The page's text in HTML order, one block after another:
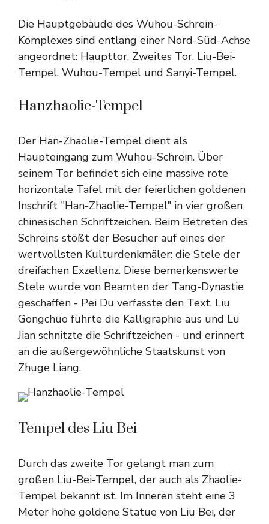
Die Hauptgebäude des Wuhou-Schrein-
Komplexes sind entlang einer Nord-Süd-Achse
angeordnet: Haupttor, Zweites Tor, Liu-Bei-
Tempel, Wuhou-Tempel und Sanyi-Tempel.
Hanzhaolie-Tempel
Der Han-Zhaolie-Tempel dient als
Haupteingang zum Wuhou-Schrein. Über
seinem Tor befindet sich eine massive rote
horizontale Tafel mit der feierlichen goldenen
Inschrift "Han-Zhaolie-Tempel" in vier großen
chinesischen Schriftzeichen. Beim Betreten des
Schreins stößt der Besucher auf eines der
wertvollsten Kulturdenkmäler: die Stele der
dreifachen Exzellenz. Diese bemerkenswerte
Stele wurde von Beamten der Tang-Dynastie
geschaffen - Pei Du verfasste den Text, Liu
Gongchuo führte die Kalligraphie aus und Lu
Jian schnitzte die Schriftzeichen - und erinnert
an die außergewöhnliche Staatskunst von
Zhuge Liang.
Tempel des Liu Bei
Durch das zweite Tor gelangt man zum
großen Liu-Bei-Tempel, der auch als Zhaolie-
Tempel bekannt ist. Im Inneren steht eine 3
Meter hohe goldene Statue von Liu Bei, der